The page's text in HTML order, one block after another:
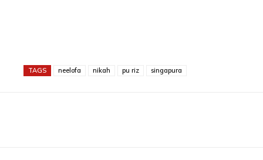
TAGS neelofa nikah pu riz singapura